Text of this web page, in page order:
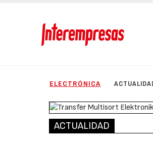
ELECTRÓNICA
ACTUALIDAD